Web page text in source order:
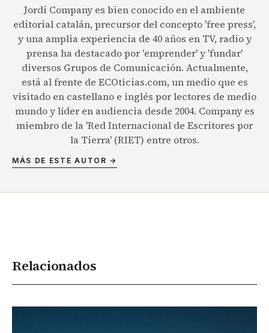
Jordi Company es bien conocido en el ambiente
editorial catalán, precursor del concepto 'free press',
y una amplia experiencia de 40 años en TV, radio y
prensa ha destacado por 'emprender' y 'fundar'
diversos Grupos de Comunicación. Actualmente,
está al frente de ECOticias.com, un medio que es
visitado en castellano e inglés por lectores de medio
mundo y líder en audiencia desde 2004. Company es
miembro de la 'Red Internacional de Escritores por
la Tierra' (RIET) entre otros.
MÁS DE ESTE AUTOR →
Relacionados